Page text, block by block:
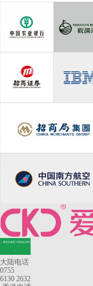
—香港长者医疗券指定牙科
大陆电话
0755
6130 2632